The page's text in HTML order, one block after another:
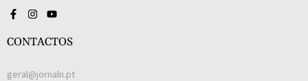
CONTACTOS
geral@jornaln.pt